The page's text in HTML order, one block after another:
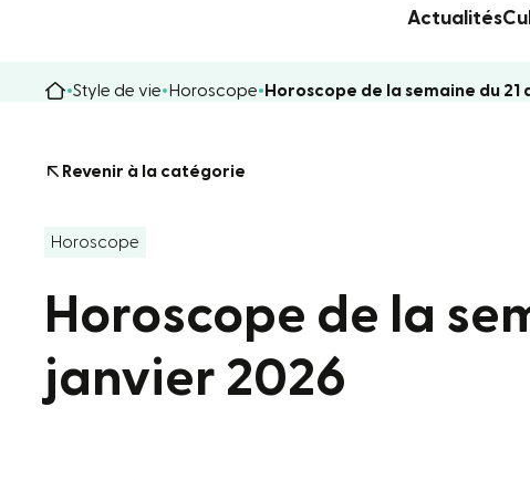
Actualités
Style de vie Horoscope Horoscope de la semaine du 21
Revenir à la catégorie
Horoscope
Horoscope de la
janvier 2026